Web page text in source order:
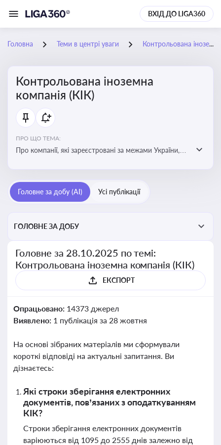
ВХІД ДО LIGA360
Головна Теми в центрі уваги Контрольована іноземна компанія (КІК)
Контрольована іноземна
компанія (КІК)
ПРО ЩО ТЕМА:
Про компанії, які зареєстровані за межами України,
органами України щодо своїх доходів і витрат
Головне за добу (AI) Усі публікації
ГОЛОВНЕ ЗА ДОБУ
Головне за 28.10.2025 по темі:
Контрольована іноземна компанія (КІК)
ЕКСПОРТ
Опрацьовано: 14373 джерел
Виявлено: 1 публікація за 28 жовтня
На основі зібраних матеріалів ми сформували
короткі відповіді на актуальні запитання. Ви
дізнаєтесь:
Які строки зберігання електронних
документів, пов’язаних з оподаткуванням
КІК?
Строки зберігання електронних документів
варіюються від 1095 до 2555 днів залежно від